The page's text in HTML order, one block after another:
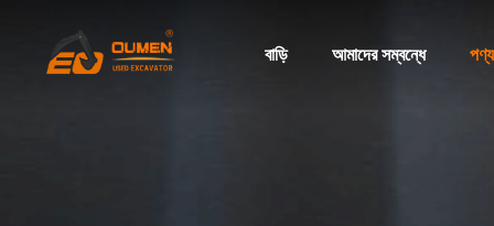
বাড়ি আমাদের সম্বন্ধে পণ্য